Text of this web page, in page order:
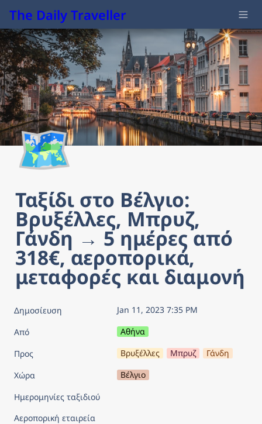
The Daily Traveller
🗺️
Ταξίδι στο Βέλγιο:
Βρυξέλλες, Μπρυζ,
Γάνδη → 5 ημέρες από
318€, αεροπορικά,
μεταφορές και διαμονή
Δημοσίευση
Jan 11, 2023 7:35 PM
Από
Αθήνα
Προς
Βρυξέλλες Μπρυζ
Γάνδη
Χώρα
Βέλγιο
Ημερομηνίες ταξιδιού
Αεροπορική εταιρεία